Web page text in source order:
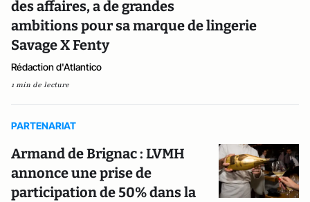
des affaires, a de grandes
ambitions pour sa marque de lingerie
Savage X Fenty
Rédaction d'Atlantico
1 min de lecture
PARTENARIAT
Armand de Brignac : LVMH
annonce une prise de
participation de 50% dans la